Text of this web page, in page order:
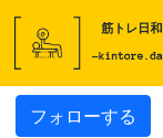
フォローする